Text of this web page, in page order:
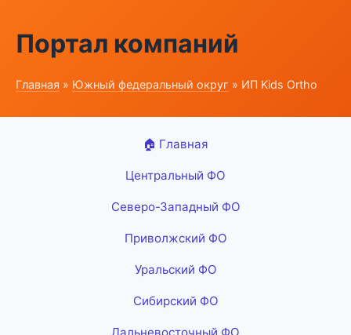
Портал компаний
Главная » Южный федеральный округ » ИП Kids Ortho
🏠 Главная
Центральный ФО
Северо-Западный ФО
Приволжский ФО
Уральский ФО
Сибирский ФО